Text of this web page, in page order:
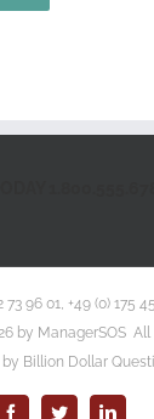
73 96 01, +49 (0) 175
by ManagerSOS All
by Billion Dollar